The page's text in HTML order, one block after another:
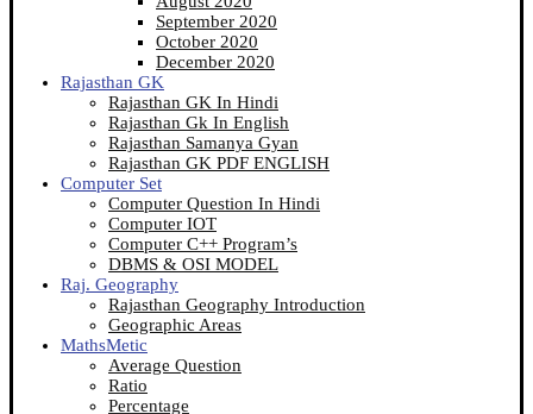
September 2020
October 2020
December 2020
Rajasthan GK
Rajasthan GK In Hindi
Rajasthan Gk In English
Rajasthan Samanya Gyan
Rajasthan GK PDF ENGLISH
Computer Set
Computer Question In Hindi
Computer IOT
Computer C++ Program’s
DBMS & OSI MODEL
Raj. Geography
Rajasthan Geography Introduction
Geographic Areas
MathsMetic
Average Question
Ratio
Percentage